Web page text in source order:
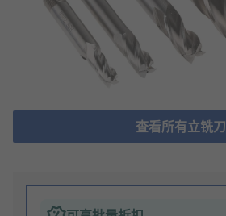
查看所有立铣刀